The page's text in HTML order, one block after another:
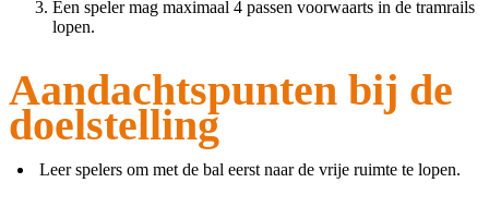
Een speler mag maximaal 4 passen voorwaarts in de tramrails
lopen.
Aandachtspunten bij de
doelstelling
Leer spelers om met de bal eerst naar de vrije ruimte te lopen.